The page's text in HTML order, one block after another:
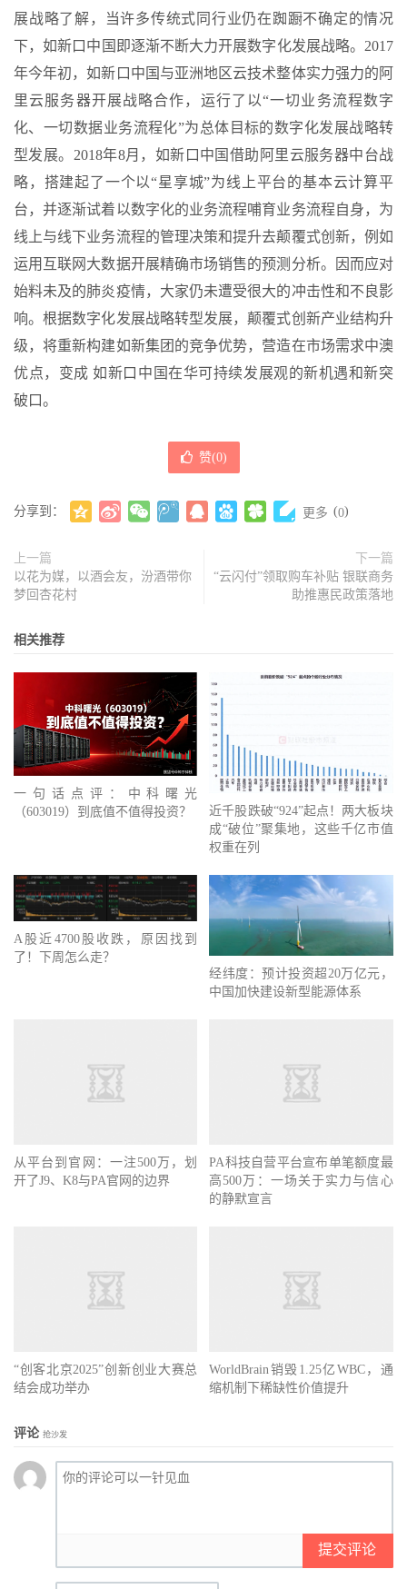
展战略了解，当许多传统式同行业仍在踟蹰不确定的情况
下，如新口中国即逐渐不断大力开展数字化发展战略。2017
年今年初，如新口中国与亚洲地区云技术整体实力强力的阿
里云服务器开展战略合作，运行了以“一切业务流程数字
化、一切数据业务流程化”为总体目标的数字化发展战略转
型发展。2018年8月，如新口中国借助阿里云服务器中台战
略，搭建起了一个以“星享城”为线上平台的基本云计算平
台，并逐渐试着以数字化的业务流程哺育业务流程自身，为
线上与线下业务流程的管理决策和提升去颠覆式创新，例如
运用互联网大数据开展精确市场销售的预测分析。因而应对
始料未及的肺炎疫情，大家仍未遭受很大的冲击性和不良影
响。根据数字化发展战略转型发展，颠覆式创新产业结构升
级，将重新构建如新集团的竞争优势，营造在市场需求中澳
优点，变成 如新口中国在华可持续发展观的新机遇和新突
破口。
赞(0)
分享到： 更多 (0)
上一篇
以花为媒，以酒会友，汾酒带你
梦回杏花村
下一篇
“云闪付”领取购车补贴 银联商务
助推惠民政策落地
相关推荐
一句话点评：中科曙光
（603019）到底值不值得投资？
近千股跌破“924”起点！两大板块
成“破位”聚集地，这些千亿市值
权重在列
A股近4700股收跌，原因找到
了！下周怎么走？
经纬度：预计投资超20万亿元，
中国加快建设新型能源体系
从平台到官网：一注500万，划
开了J9、K8与PA官网的边界
PA科技自营平台宣布单笔额度最
高500万：一场关于实力与信心
的静默宣言
“创客北京2025”创新创业大赛总
结会成功举办
WorldBrain销毁1.25亿WBC，通
缩机制下稀缺性价值提升
评论 抢沙发
提交评论